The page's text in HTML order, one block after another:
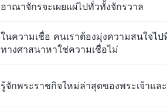
อาณาจักรจะเผยแผ่ไปทั่วทั้งจักรวาล
ในความเชื่อ คนเราต้องมุ่งความสนใจไ
ทางศาสนาหาใช่ความเชื่อไม่
รู้จักพระราชกิจใหม่ล่าสุดของพระเจ้าแ